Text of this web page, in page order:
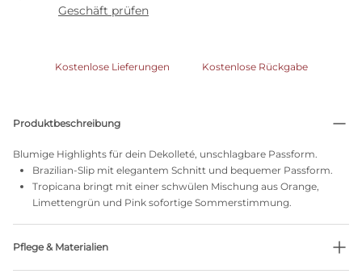
Geschäft prüfen
Kostenlose Lieferungen Kostenlose Rückgabe
Produktbeschreibung
Blumige Highlights für dein Dekolleté, unschlagbare Passform.
Brazilian-Slip mit elegantem Schnitt und bequemer Passform.
Tropicana bringt mit einer schwülen Mischung aus Orange,
Limettengrün und Pink sofortige Sommerstimmung.
Pflege & Materialien